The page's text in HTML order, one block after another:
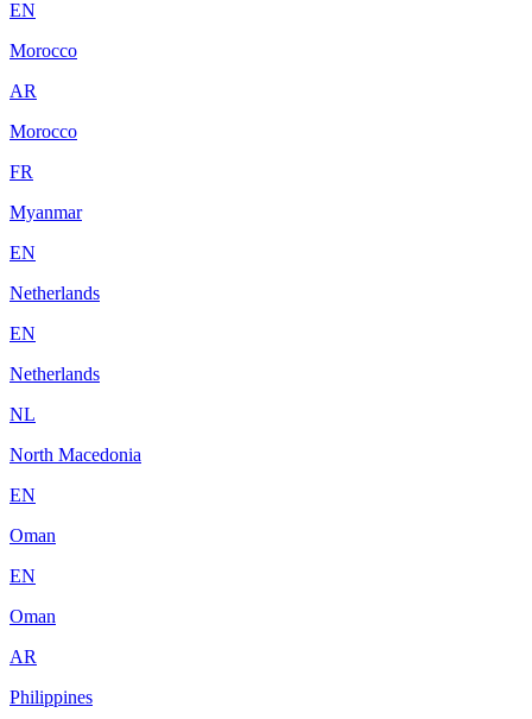
EN
Morocco
AR
Morocco
FR
Myanmar
EN
Netherlands
EN
Netherlands
NL
North Macedonia
EN
Oman
EN
Oman
AR
Philippines